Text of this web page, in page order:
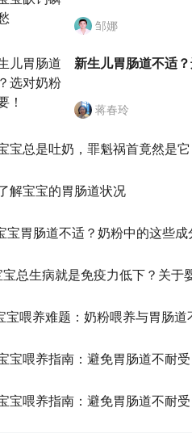
邹娜
蒋春玲
宝总是吐奶，罪魁祸首竟然是它
解宝宝的胃肠道状况
宝喂养指南：避免胃肠道不耐
宝喂养指南：避免胃肠道不耐